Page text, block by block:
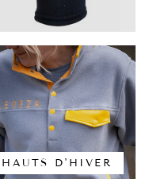
HAUTS D'HIVER